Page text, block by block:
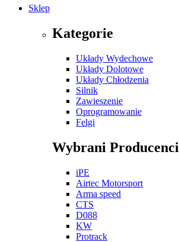
Sklep
Kategorie
Układy Wydechowe
Układy Dolotowe
Układy Chłodzenia
Silnik
Zawieszenie
Oprogramowanie
Felgi
Wybrani Producenci
iPE
Airtec Motorsport
Arma speed
CTS
D088
KW
Protrack